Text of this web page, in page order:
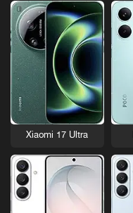
Xiaomi 17 Ultra